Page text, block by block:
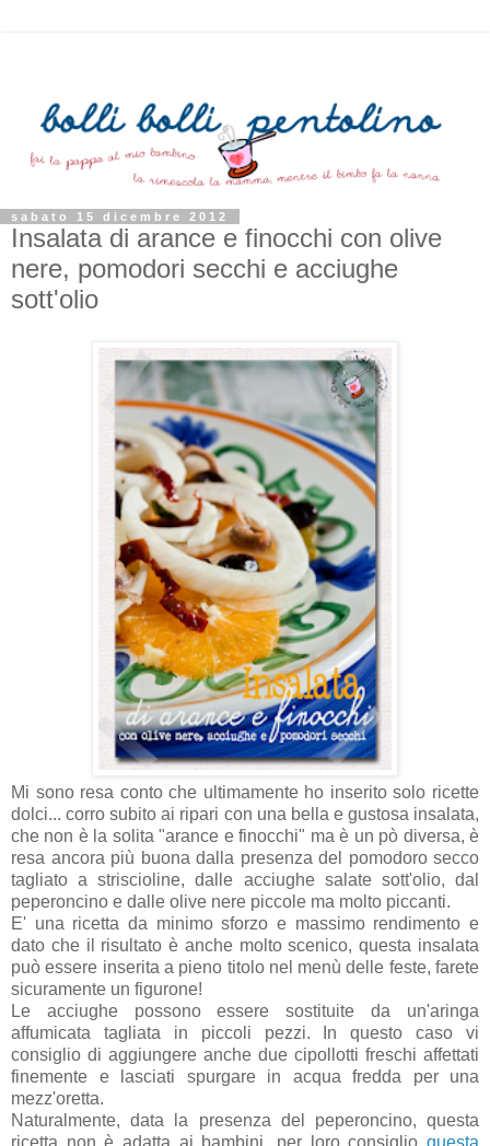
sabato 15 dicembre 2012
Insalata di arance e finocchi con olive
nere, pomodori secchi e acciughe
sott'olio
Mi sono resa conto che ultimamente ho inserito solo ricette
dolci... corro subito ai ripari con una bella e gustosa insalata,
che non è la solita "arance e finocchi" ma è un pò diversa, è
resa ancora più buona dalla presenza del pomodoro secco
tagliato a striscioline, dalle acciughe salate sott'olio, dal
peperoncino e dalle olive nere piccole ma molto piccanti.
E' una ricetta da minimo sforzo e massimo rendimento e
dato che il risultato è anche molto scenico, questa insalata
può essere inserita a pieno titolo nel menù delle feste, farete
sicuramente un figurone!
Le acciughe possono essere sostituite da un'aringa
affumicata tagliata in piccoli pezzi. In questo caso vi
consiglio di aggiungere anche due cipollotti freschi affettati
finemente e lasciati spurgare in acqua fredda per una
mezz'oretta.
Naturalmente, data la presenza del peperoncino, questa
ricetta non è adatta ai bambini, per loro consiglio questa